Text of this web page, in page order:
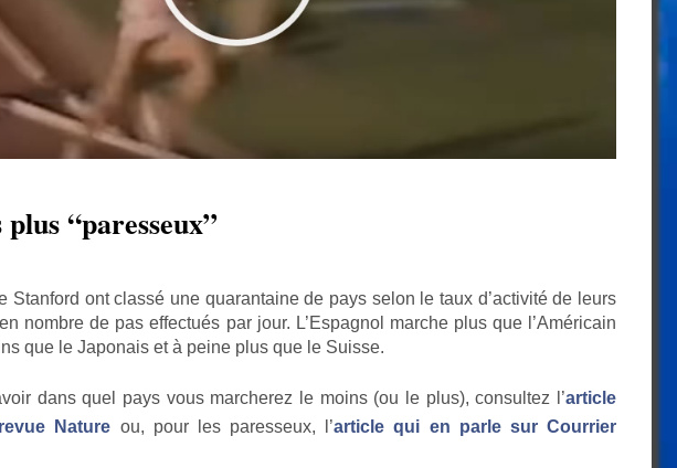
plus “paresseux”
Stanford ont classé une quarantaine de pays selon le taux d’activité de leurs
nombre de pas effectués par jour. L’Espagnol marche plus que l’Américain
que le Japonais et à peine plus que le Suisse.
dans quel pays vous marcherez le moins (ou le plus), consultez l’article
Nature ou, pour les paresseux, l’article qui en parle sur Courrier